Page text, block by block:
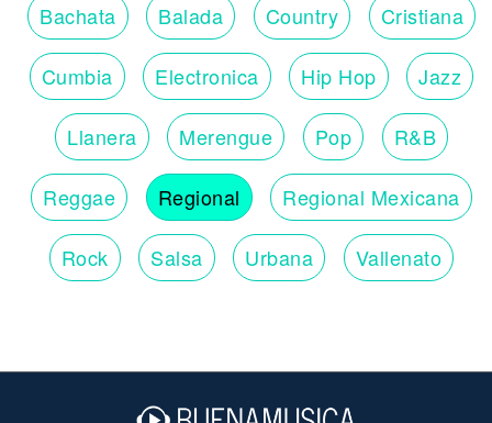
Bachata Balada Country Cristiana
Cumbia Electronica Hip Hop Jazz
Llanera Merengue Pop R&B
Reggae Regional Regional Mexicana
Rock Salsa Urbana Vallenato